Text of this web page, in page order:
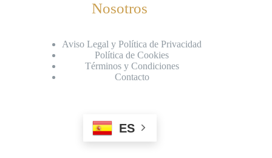
Nosotros
Aviso Legal y Política de Privacidad
Política de Cookies
Términos y Condiciones
Contacto
ES